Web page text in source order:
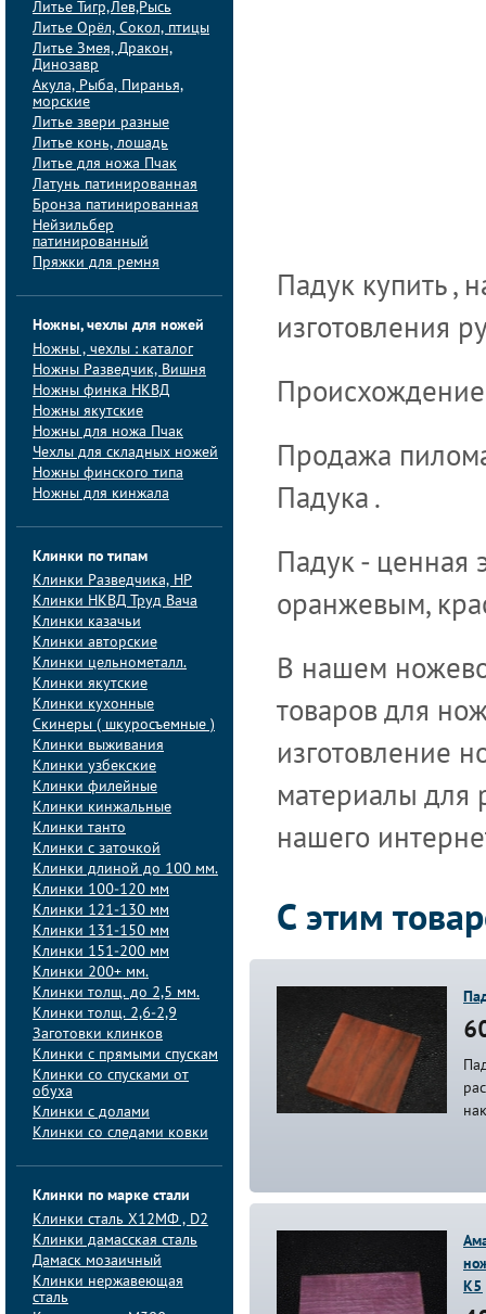
Литье Тигр,Лев,Рысь
Литье Орёл, Сокол, птицы
Литье Змея, Дракон,
Динозавр
Акула, Рыба, Пиранья,
морские
Литье звери разные
Литье конь, лошадь
Литье для ножа Пчак
Латунь патинированная
Бронза патинированная
Нейзильбер
патинированный
Пряжки для ремня
Ножны, чехлы для ножей
Ножны , чехлы : каталог
Ножны Разведчик, Вишня
Ножны финка НКВД
Ножны якутские
Ножны для ножа Пчак
Чехлы для складных ножей
Ножны финского типа
Ножны для кинжала
Клинки по типам
Клинки Pазведчика, НP
Клинки НКВД Труд Вача
Клинки казачьи
Клинки авторские
Клинки цельнометалл.
Клинки якутские
Клинки кухонные
Скинеры ( шкуросъемные )
Клинки выживания
Клинки узбекские
Клинки филейные
Клинки кинжальные
Клинки танто
Клинки с заточкой
Клинки длиной до 100 мм.
Клинки 100-120 мм
Клинки 121-130 мм
Клинки 131-150 мм
Клинки 151-200 мм
Клинки 200+ мм.
Клинки толщ. до 2,5 мм.
Клинки толщ. 2,6-2,9
Заготовки клинков
Клинки с прямыми спускам
Клинки со спусками от
обуха
Клинки с долами
Клинки со следами ковки
Клинки по марке стали
Клинки сталь Х12МФ , D2
Клинки дамасская сталь
Дамаск мозаичный
Клинки нержавеющая
сталь
Падук купить ,
изготовления
Продажа
Падука .
Падук - ценная
оранжевым,
В нашем
товаров для
изготовление
материалы для
нашего
С этим
К5